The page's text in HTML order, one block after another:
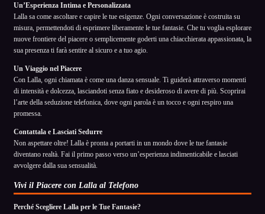
Un’Esperienza Intima e Personalizzata
Lalla sa come ascoltare e capire le tue esigenze. Ogni conversazione è costruita su
misura, permettendoti di esprimere liberamente le tue fantasie. Che tu voglia esplorare
nuove frontiere del piacere o semplicemente goderti una chiacchierata appassionata, la
sua presenza ti farà sentire al sicuro e a tuo agio.
Un Viaggio nel Piacere
Con Lalla, ogni chiamata è come una danza sensuale. Ti guiderà attraverso momenti
di intensità e dolcezza, lasciandoti senza fiato e desideroso di avere di più. Scoprirai
l’arte della seduzione telefonica, dove ogni parola è un tocco e ogni respiro una
promessa.
Contattala e Lasciati Sedurre
Non aspettare oltre! Lalla è pronta a portarti in un mondo dove le tue fantasie
diventano realtà. Fai il primo passo verso un’esperienza indimenticabile e lasciati
avvolgere dalla sua sensualità.
Vivi il Piacere con Lalla al Telefono
Perché Scegliere Lalla per le Tue Fantasie?